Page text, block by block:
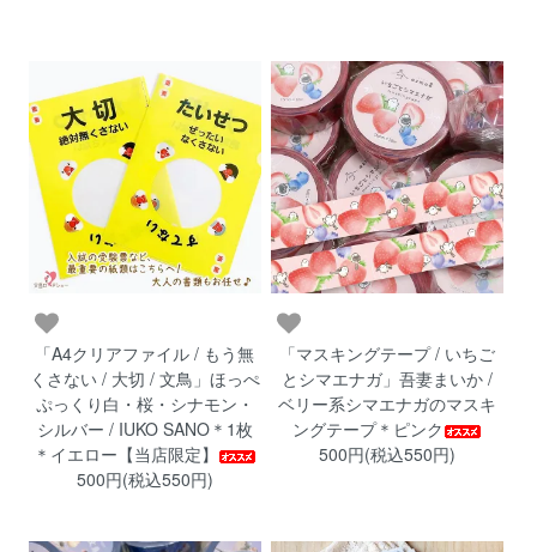
「A4クリアファイル / もう無
くさない / 大切 / 文鳥」ほっぺ
ぷっくり白・桜・シナモン・
シルバー / IUKO SANO＊1枚
＊イエロー【当店限定】
500円(税込550円)
「マスキングテープ / いちご
とシマエナガ」吾妻まいか /
ベリー系シマエナガのマスキ
ングテープ＊ピンク
500円(税込550円)